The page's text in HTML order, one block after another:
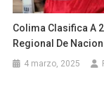
Colima Clasifica A
Regional De
4 marzo, 2025